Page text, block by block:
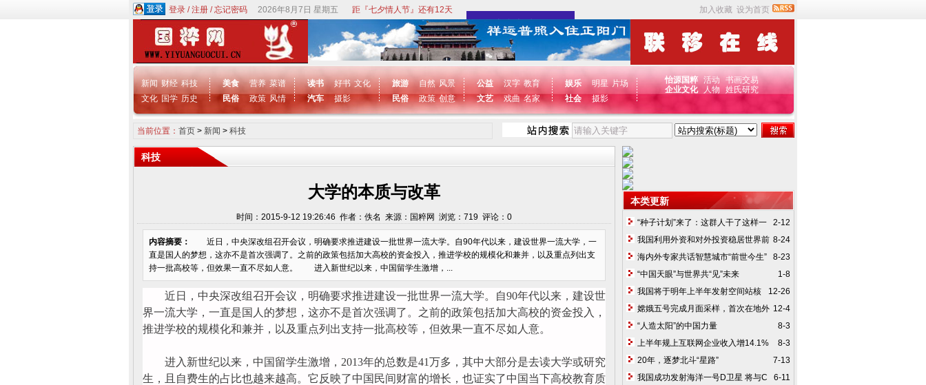
登录/注册/忘记密码 2026年8月7日 星期五 距『七夕情人节』还有12天 加入收藏 设为首页
新闻 财经 科技
文化 国学 历史
美食 营养 菜谱
民俗
政策 风情
读书 好书 文化
汽车
摄影
旅游 自然 风景
民俗
政策 创意
公益 汉字 教育
文艺
戏曲 名家
娱乐 明星 片场
社会
摄影
怡源国粹 活动 书画交易
企业文化
人物 姓氏研究
当前位置： 首页> 新闻 > 科技
科技
大学的本质与改革
时间：2015-9-12 19:26:46 作者：佚名 来源：国粹网 浏览： 719 评论： 0
内容摘要：
近日，中央深改组召开会议，明确要求推进建设一批世界一流大学。自90年代以来，建设世界一流大学，一
直是国人的梦想，这亦不是首次强调了。之前的政策包括加大高校的资金投入，推进学校的规模化和兼并，以及重点列出支
持一批高校等，但效果一直不尽如人意。 进入新世纪以来，中国留学生激增，...
近日，中央深改组召开会议，明确要求推进建设一批世界一流大学。自90年代以来，建设世
界一流大学，一直是国人的梦想，这亦不是首次强调了。之前的政策包括加大高校的资金投入，
推进学校的规模化和兼并，以及重点列出支持一批高校等，但效果一直不尽如人意。
进入新世纪以来，中国留学生激增，2013年的总数是41万多，其中大部分是去读大学或研究
生，且自费生的占比也越来越高。它反映了中国民间财富的增长，也证实了中国当下高校教育质
本类更新
2-12
“种子计划”来了：这群人干了这样一
件大事
8-24
我国利用外资和对外投资稳居世界前
列（权威发布·全面建成小康社会）
8-23
海内外专家共话智慧城市“前世今生”
冀科技向善服务于人
1-8
“中国天眼”与世界共“见”未来
12-26
我国将于明年上半年发射空间站核
心舱
12-4
嫦娥五号完成月面采样，首次在地外
天体点火起飞
8-3
“人造太阳”的中国力量
8-3
上半年规上互联网企业收入增14.1%
7-13
20年，逐梦北斗“星路”
6-11
我国成功发射海洋一号D卫星 将与C